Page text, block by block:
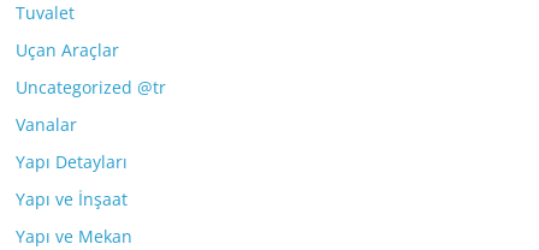
Tuvalet
Uçan Araçlar
Uncategorized @tr
Vanalar
Yapı Detayları
Yapı ve İnşaat
Yapı ve Mekan